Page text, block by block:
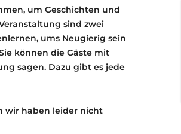
um Geschichten und
sind zwei
ums Neugierig sein
können die Gäste mit
sagen. Dazu gibt es jede
wir haben leider nicht